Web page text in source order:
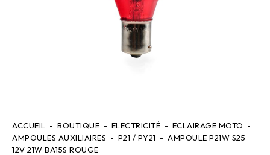
ACCUEIL BOUTIQUE ELECTRICITÉ
ECLAIRAGE MOTO
AMPOULES AUXILIAIRES
P21 / PY21
AMPOULE P21W S25
12V 21W BA15S ROUGE